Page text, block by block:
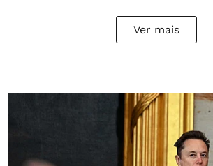
Ver mais